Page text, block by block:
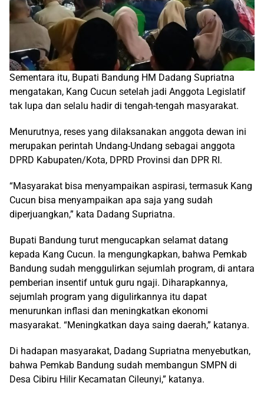
Sementara itu, Bupati Bandung HM Dadang Supriatna
mengatakan, Kang Cucun setelah jadi Anggota Legislatif
tak lupa dan selalu hadir di tengah-tengah masyarakat.
Menurutnya, reses yang dilaksanakan anggota dewan ini
merupakan perintah Undang-Undang sebagai anggota
DPRD Kabupaten/Kota, DPRD Provinsi dan DPR RI.
“Masyarakat bisa menyampaikan aspirasi, termasuk Kang
Cucun bisa menyampaikan apa saja yang sudah
diperjuangkan,” kata Dadang Supriatna.
Bupati Bandung turut mengucapkan selamat datang
kepada Kang Cucun. Ia mengungkapkan, bahwa Pemkab
Bandung sudah menggulirkan sejumlah program, di antara
pemberian insentif untuk guru ngaji. Diharapkannya,
sejumlah program yang digulirkannya itu dapat
menurunkan inflasi dan meningkatkan ekonomi
masyarakat. “Meningkatkan daya saing daerah,” katanya.
Di hadapan masyarakat, Dadang Supriatna menyebutkan,
bahwa Pemkab Bandung sudah membangun SMPN di
Desa Cibiru Hilir Kecamatan Cileunyi,” katanya.